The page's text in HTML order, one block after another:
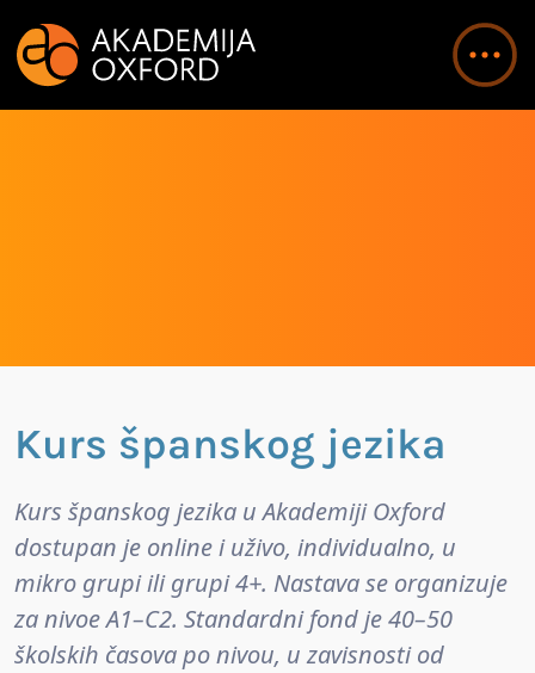
Kurs španskog jezika
Kurs španskog jezika u Akademiji Oxford
dostupan je online i uživo, individualno, u
mikro grupi ili grupi 4+. Nastava se organizuje
za nivoe A1–C2. Standardni fond je 40–50
školskih časova po nivou, u zavisnosti od